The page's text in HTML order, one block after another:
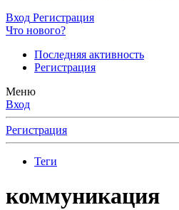
Вход Регистрация
Что нового?
Последняя активность
Регистрация
Меню
Вход
Регистрация
Теги
коммуникация